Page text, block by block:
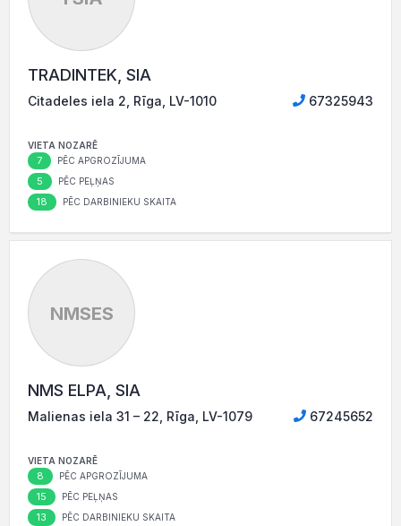
TRADINTEK, SIA
Citadeles iela 2, Rīga, LV-1010 67325943
VIETA NOZARĒ
7 PĒC APGROZĪJUMA
5 PĒC PEĻŅAS
18 PĒC DARBINIEKU SKAITA
NMSES
NMS ELPA, SIA
Malienas iela 31 – 22, Rīga, LV-1079 67245652
VIETA NOZARĒ
8 PĒC APGROZĪJUMA
15 PĒC PEĻŅAS
13 PĒC DARBINIEKU SKAITA